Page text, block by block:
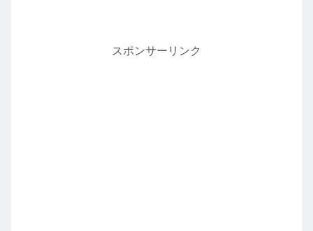
スポンサーリンク